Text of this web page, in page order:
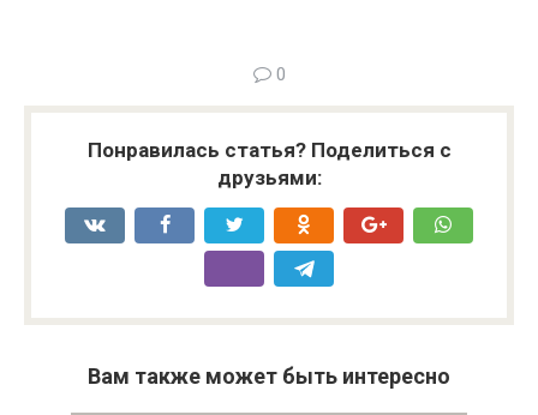
0
Понравилась статья? Поделиться с
друзьями:
Вам также может быть интересно